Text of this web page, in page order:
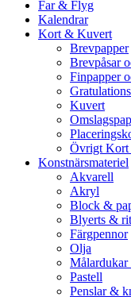
Far & Flyg
Kalendrar
Kort & Kuvert
Brevpapper
Brevpåsar
Finpapper
Kuvert
Övrigt Kort
Konstnärsmateriel
Akvarell
Akryl
Block &
Blyerts &
Färgpennor
Olja
Pastell
Penslar &